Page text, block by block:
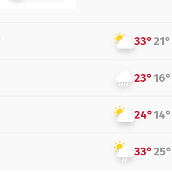
33°21°
23°16°
24°14°
33°25°